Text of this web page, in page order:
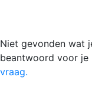
Niet gevonden wat
beantwoord voor je
vraag.